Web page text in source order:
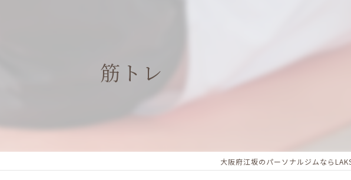
ピラティス
筋トレ
大阪府江坂のパーソナルジムなら